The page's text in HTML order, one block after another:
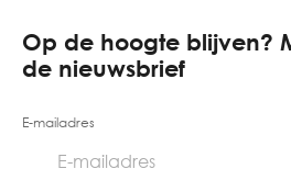
Op de hoogte blijven?
de nieuwsbrief
E-mailadres